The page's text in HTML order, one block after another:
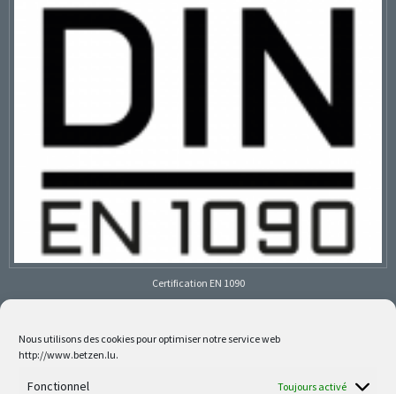
Nous utilisons des cookies pour optimiser notre service web
http://www.betzen.lu.
Fonctionnel Toujours activé
Certification EN 1090
Follow us on social media